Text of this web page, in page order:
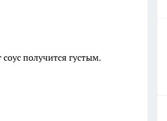
получится густым.